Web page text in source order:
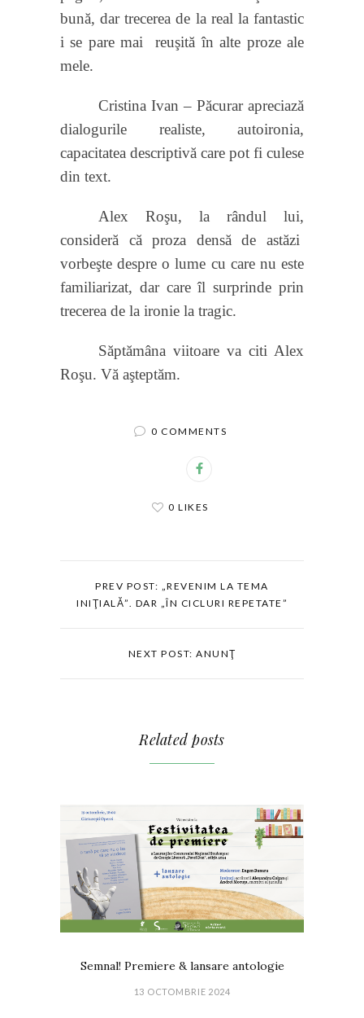
bună, dar trecerea de la real la fantastic
i se pare mai
reuşită în alte proze ale
mele.
Cristina Ivan – Păcurar apreciază
dialogurile realiste, autoironia,
capacitatea descriptivă care pot fi culese
din text.
Alex Roşu, la rândul lui,
consideră că proza densă de astăzi
vorbeşte despre o lume cu care nu este
familiarizat, dar care îl surprinde prin
trecerea de la ironie la tragic.
Săptămâna viitoare va citi Alex
Roşu. Vă aşteptăm.
0 COMMENTS
0 LIKES
PREV POST: „REVENIM LA TEMA
INIŢIALĂ”. DAR „ÎN CICLURI REPETATE”
NEXT POST: ANUNŢ
Related posts
Semnal! Premiere & lansare antologie
13 OCTOMBRIE 2024